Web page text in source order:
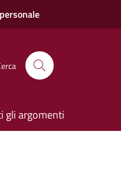
gli argomenti